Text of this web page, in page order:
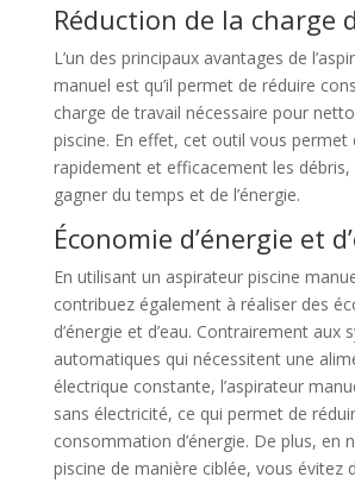
Réduction de la charge
L’un des principaux avantages de
manuel est qu’il permet de réduire
charge de travail nécessaire pour
piscine. En effet, cet outil vous permet
rapidement et efficacement les
gagner du temps et de l’énergie.
Économie d’énergie et
En utilisant un aspirateur piscine
contribuez également à réaliser des
d’énergie et d’eau. Contrairement aux
automatiques qui nécessitent une
électrique constante, l’aspirateur
sans électricité, ce qui permet de
consommation d’énergie. De plus, en
piscine de manière ciblée, vous évitez